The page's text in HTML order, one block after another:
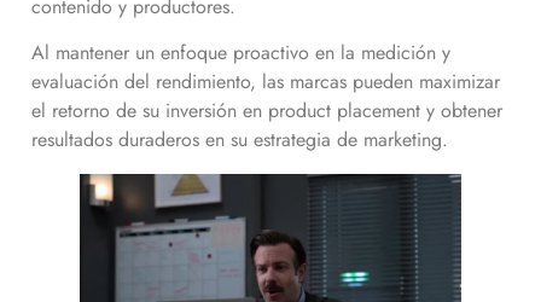
contenido y productores.
Al mantener un enfoque proactivo en la medición y
evaluación del rendimiento, las marcas pueden maximizar
el retorno de su inversión en product placement y obtener
resultados duraderos en su estrategia de marketing.